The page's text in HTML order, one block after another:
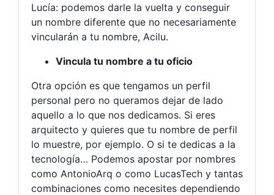
Lucía: podemos darle la vuelta y conseguir
un nombre diferente que no necesariamente
vincularán a tu nombre, Acilu.
Vincula tu nombre a tu oficio
Otra opción es que tengamos un perfil
personal pero no queramos dejar de lado
aquello a lo que nos dedicamos. Si eres
arquitecto y quieres que tu nombre de perfil
lo muestre, por ejemplo. O si te dedicas a la
tecnología… Podemos apostar por nombres
como AntonioArq o como LucasTech y tantas
combinaciones como necesites dependiendo